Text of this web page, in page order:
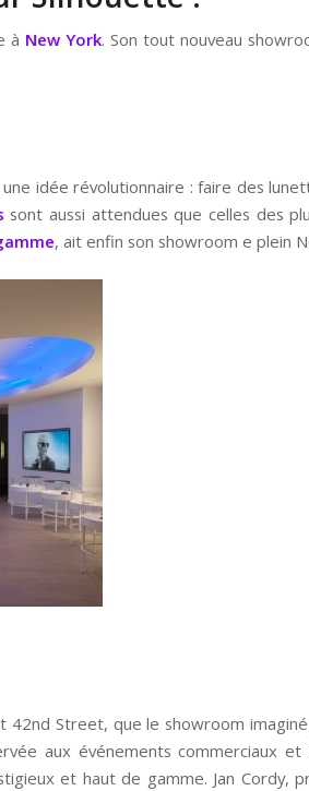
à New York. Son tout nouveau
idée révolutionnaire : faire des
sont aussi attendues que celles des
, ait enfin son showroom e plein
Street, que le showroom
aux événements commerciaux et
et haut de gamme. Jan Cordy,